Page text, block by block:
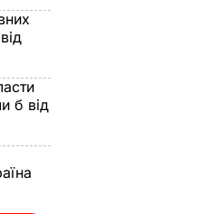
б від